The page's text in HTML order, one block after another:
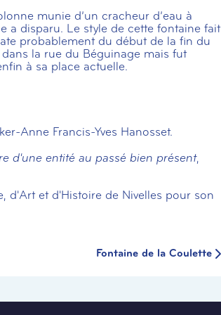
munie d’un cracheur d’eau à
a disparu. Le style de cette fontaine fait
probablement du début de la fin du
la rue du Béguinage mais fut
à sa place actuelle.
Anne Francis-Yves Hanosset.
d'une entité au passé bien présent,
d'Art et d'Histoire de Nivelles pour son
Fontaine de la Coulette